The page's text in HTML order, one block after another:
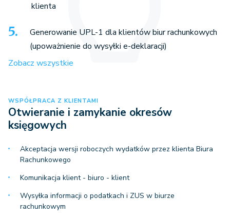
klienta
Generowanie UPL-1 dla klientów biur rachunkowych
(upoważnienie do wysyłki e-deklaracji)
Zobacz wszystkie
WSPÓŁPRACA Z KLIENTAMI
Otwieranie i zamykanie okresów
księgowych
Akceptacja wersji roboczych wydatków przez klienta Biura
Rachunkowego
Komunikacja klient - biuro - klient
Wysyłka informacji o podatkach i ZUS w biurze
rachunkowym